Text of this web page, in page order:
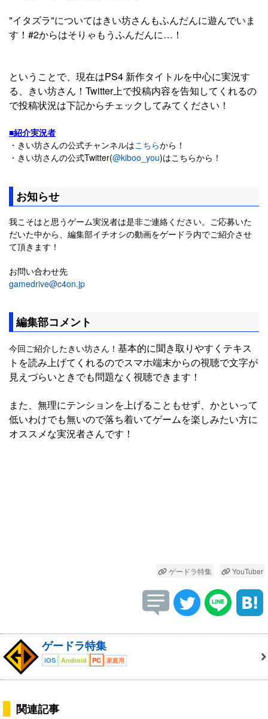
"イタズラ"についてはきい坊さんもふんだんに遊んでいま
す！#2からはそりゃもうふんだんに…！
ということで、現在はPS4 新作タイトルを中心に実況す
る、きい坊さん！Twitter上で投稿内容を告知してくれるの
で投稿状況は下記からチェックしてみてください！
■紹介実況者
・きい坊さんの公式チャンネルはこちらから！
・きい坊さんの公式Twitter(@kiboo_you)はこちらから！
お知らせ
我こそはと思うゲーム実況者は是非ご連絡ください。ご応募いた
だいた中から、編集部イチオシの動画をゲードラ内でご紹介させ
て頂きます！
お問い合わせ先
gamedrive@c4on.jp
編集部コメント
今回ご紹介したきい坊さん！ 基本的に聞き取りやすくテキス
トを読み上げてくれるのでスマホ端末からの視聴で文字が
見えづらいときでも問題なく視聴できます！
また、無理にテンションを上げることもせず、かといって
低いわけでも無いので落ち着いてゲームを楽しみたい方に
オススメな実況者さんです！
ゲードラ特集 YouTuber
ゲードラ特集
iOS Android PC 家庭用
関連記事